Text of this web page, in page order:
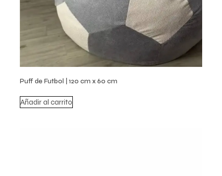
Puff de Futbol | 120 cm x 60 cm
Añadir al carrito